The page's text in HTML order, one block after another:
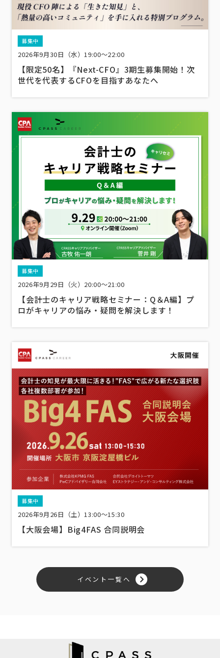
募集中
2026年9月30日（水）19:00～22:00
【限定50名】『Next-CFO』3期生募集開始！次
世代を代表するCFOを目指すあなたへ
募集中
2026年9月29日（火）20:00～21:00
【会計士のキャリア戦略セミナー：Q＆A編】プ
ロがキャリアの悩み・疑問を解決します！
募集中
2026年9月26日（土）13:00〜15:30
【大阪会場】Big4FAS 合同説明会
イベント一覧へ